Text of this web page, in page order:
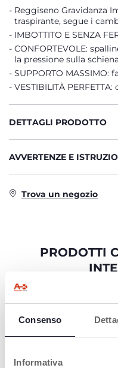
Consenso
Informativa
Reggiseno Gravidanza
traspirante, segue i
IMBOTTITO E SENZA
CONFORTEVOLE:
la pressione sulla
SUPPORTO MASSIMO:
VESTIBILITÀ
DETTAGLI PRODOTTO
AVVERTENZE E
Trova un negozio
PRODOTTI